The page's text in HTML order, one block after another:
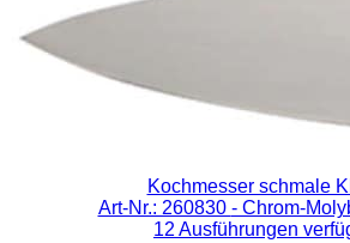
Kochmesser schmale
Art-Nr.: 260830 - Chrom-
12 Ausführungen